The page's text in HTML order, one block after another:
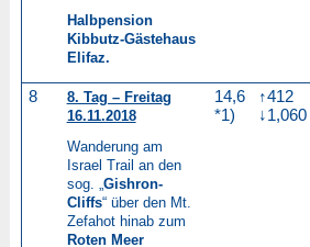
Halbpension
Kibbutz-Gästehaus
Elifaz.
8
8. Tag – Freitag
16.11.2018
Wanderung am
Israel Trail an den
sog. „Gishron-
Cliffs“ über den Mt.
Zefahot hinab zum
Roten Meer
14,6
*1)
↑412
↓1,060